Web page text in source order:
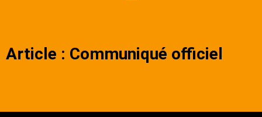
Article : Communiqué officiel